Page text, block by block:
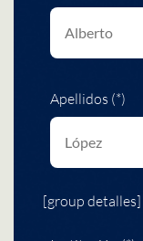
Apellidos (*)
[group detalles]